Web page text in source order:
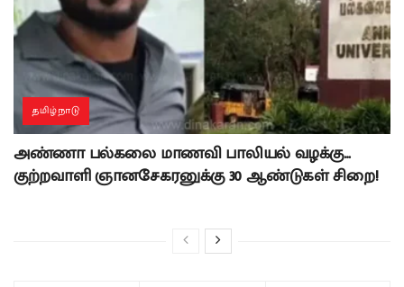
தமிழ்நாடு
அண்ணா பல்கலை மாணவி பாலியல் வழக்கு…
குற்றவாளி ஞானசேகரனுக்கு 30 ஆண்டுகள் சிறை!